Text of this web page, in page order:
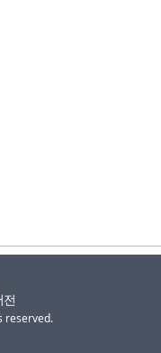
전
reserved.